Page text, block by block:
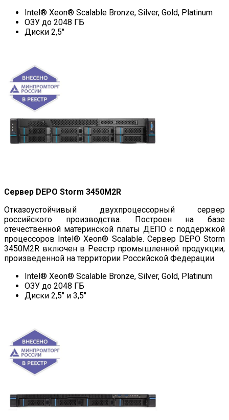
Intel® Xeon® Scalable Bronze, Silver, Gold, Platinum
ОЗУ до 2048 ГБ
Диски 2,5″
Сервер DEPO Storm 3450M2R
Отказоустойчивый двухпроцессорный сервер
российского производства. Построен на базе
отечественной материнской платы ДЕПО с поддержкой
процессоров Intel® Xeon® Scalable. Сервер DEPO Storm
3450M2R включен в Реестр промышленной продукции,
произведенной на территории Российской Федерации.
Intel® Xeon® Scalable Bronze, Silver, Gold, Platinum
ОЗУ до 2048 ГБ
Диски 2,5″ и 3,5″